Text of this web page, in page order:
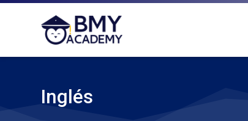
Saltar a la navegación
Saltar al formulario de búsqueda
Saltar al formulario de inicio de sesión
Saltar al pie de página
Salta al contenido principal
Inglés